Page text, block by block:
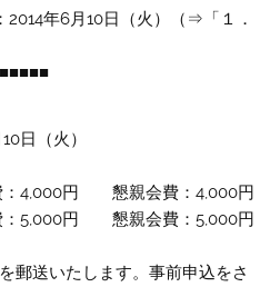
年6月10日（火）（⇒「１．
日（火）
4,000円 懇親会費：4,000円
5,000円 懇親会費：5,000円
郵送いたします。事前申込をさ